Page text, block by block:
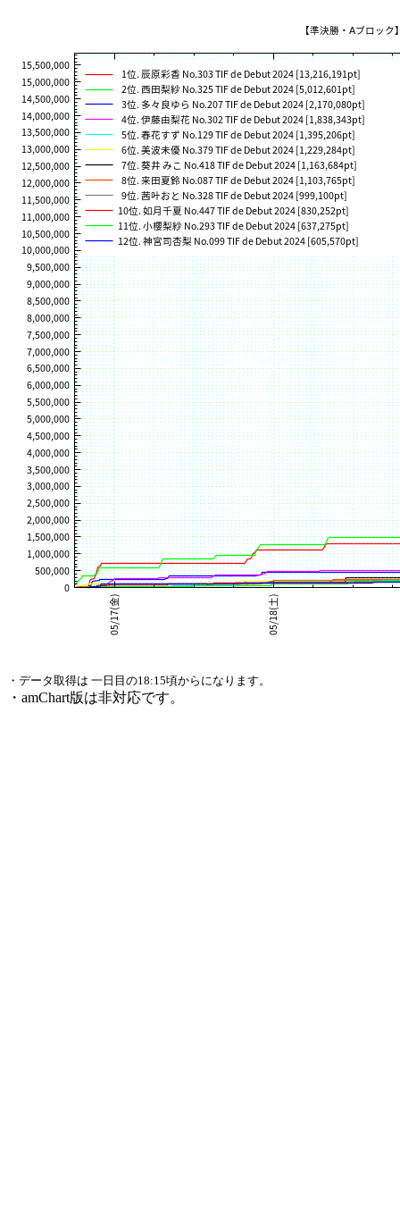
・データ取得は 一日目の18:15頃からになります。
・amChart版は非対応です。